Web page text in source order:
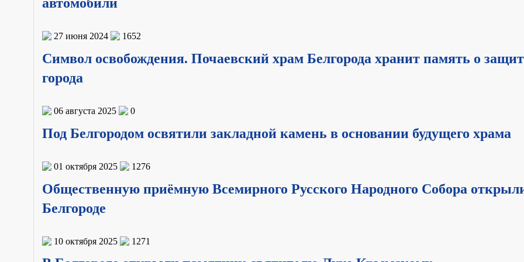
27 июня 2024 1652
Символ освобождения. Почаевский храм Белгорода хранит память о
города
06 августа 2025 0
Под Белгородом освятили закладной камень в основании будущего храма
01 октября 2025 1276
Общественную приёмную Всемирного Русского Народного Собора
Белгороде
10 октября 2025 1271